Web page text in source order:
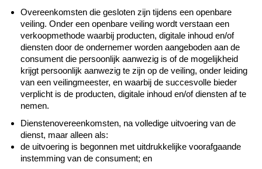
Overeenkomsten die gesloten zijn tijdens een openbare
veiling. Onder een openbare veiling wordt verstaan een
verkoopmethode waarbij producten, digitale inhoud en/of
diensten door de ondernemer worden aangeboden aan de
consument die persoonlijk aanwezig is of de mogelijkheid
krijgt persoonlijk aanwezig te zijn op de veiling, onder leiding
van een veilingmeester, en waarbij de succesvolle bieder
verplicht is de producten, digitale inhoud en/of diensten af te
nemen.
Dienstenovereenkomsten, na volledige uitvoering van de
dienst, maar alleen als:
de uitvoering is begonnen met uitdrukkelijke voorafgaande
instemming van de consument; en